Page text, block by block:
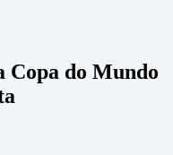
Copa do Mundo